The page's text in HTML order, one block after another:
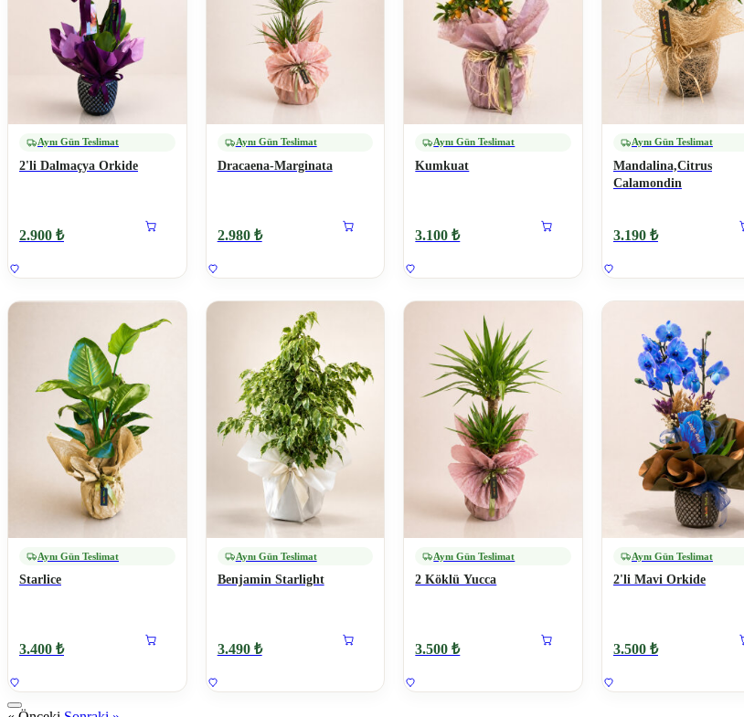
Aynı Gün Teslimat
2'li Dalmaçya Orkide
2.900 ₺
Aynı Gün Teslimat
Dracaena-Marginata
2.980 ₺
Aynı Gün Teslimat
Kumkuat
3.100 ₺
Aynı Gün Teslimat
Mandalina,Citrus
Calamondin
3.190 ₺
Aynı Gün Teslimat
Starlice
3.400 ₺
Aynı Gün Teslimat
Benjamin Starlight
3.490 ₺
Aynı Gün Teslimat
2 Köklü Yucca
3.500 ₺
Aynı Gün Teslimat
2'li Mavi Orkide
3.500 ₺